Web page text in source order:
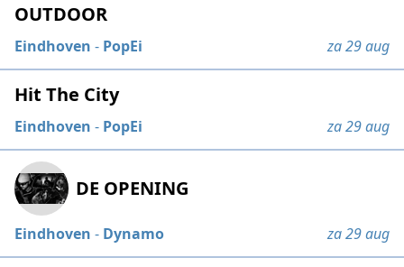
OUTDOOR
Eindhoven - PopEi za 29 aug
Hit The City
Eindhoven - PopEi za 29 aug
DE OPENING
Eindhoven - Dynamo za 29 aug